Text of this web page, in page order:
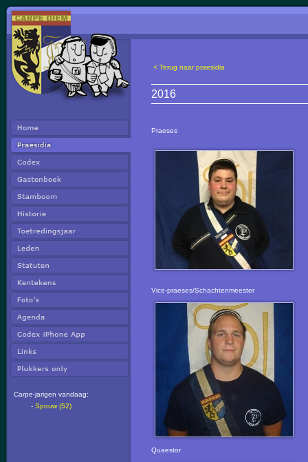
Carpe-jarigen vandaag:
- Spouw (52)
< Terug naar praesidia
2016
Praeses
Vice-praeses/Schachtenmeester
Quaestor